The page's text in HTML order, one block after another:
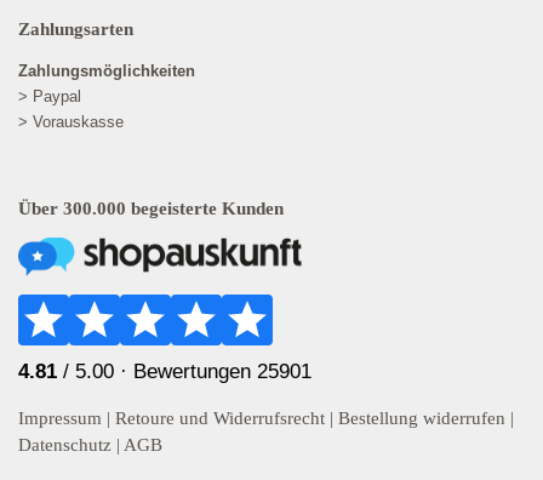
Zahlungsarten
Zahlungsmöglichkeiten
> Paypal
> Vorauskasse
Über 300.000 begeisterte Kunden
4.81 / 5.00 · Bewertungen 25901
Impressum | Retoure und Widerrufsrecht | Bestellung widerrufen |
Datenschutz | AGB